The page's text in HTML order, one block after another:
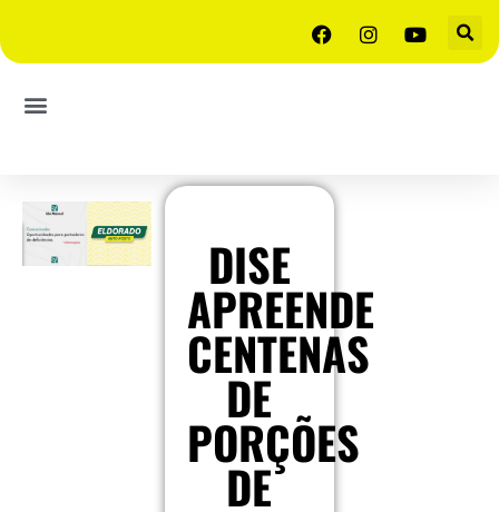
DISE
APREENDE
CENTENAS
DE
PORÇÕES
DE